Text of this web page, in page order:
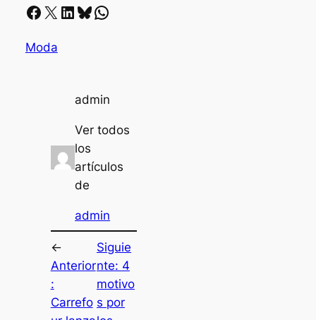
Facebook X LinkedIn Bluesky Whatsapp
Moda
admin
Ver todos
los
artículos
de
admin
←
Anterior
:
Carrefo
Siguie
nte: 4
motivo
s por